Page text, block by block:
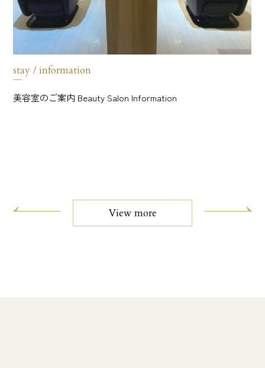
stay / information
美容室のご案内 Beauty Salon Information
View more